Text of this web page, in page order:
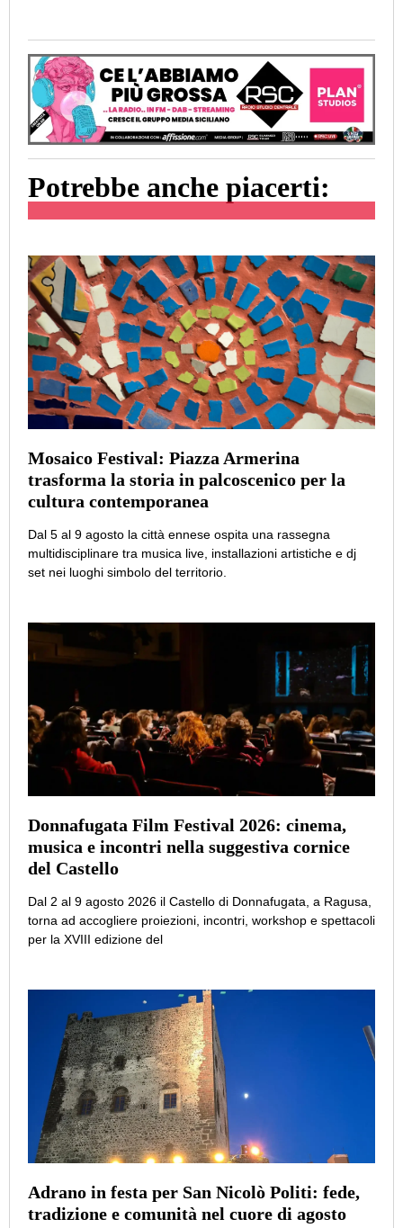
Potrebbe anche piacerti:
Mosaico Festival: Piazza Armerina
trasforma la storia in palcoscenico per la
cultura contemporanea
Dal 5 al 9 agosto la città ennese ospita una rassegna
multidisciplinare tra musica live, installazioni artistiche e dj
set nei luoghi simbolo del territorio.
Donnafugata Film Festival 2026: cinema,
musica e incontri nella suggestiva cornice
del Castello
Dal 2 al 9 agosto 2026 il Castello di Donnafugata, a Ragusa,
torna ad accogliere proiezioni, incontri, workshop e spettacoli
per la XVIII edizione del
Adrano in festa per San Nicolò Politi: fede,
tradizione e comunità nel cuore di agosto